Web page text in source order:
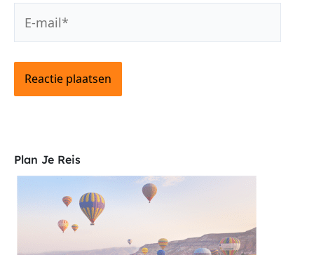
Plan Je Reis
mail*